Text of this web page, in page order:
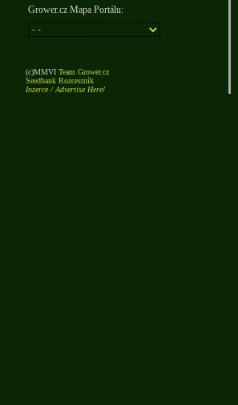
Grower.cz Mapa Portálu:
(c)MMVI Team Grower.cz
Seedbank Rozcestník
Inzerce / Advertise Here!